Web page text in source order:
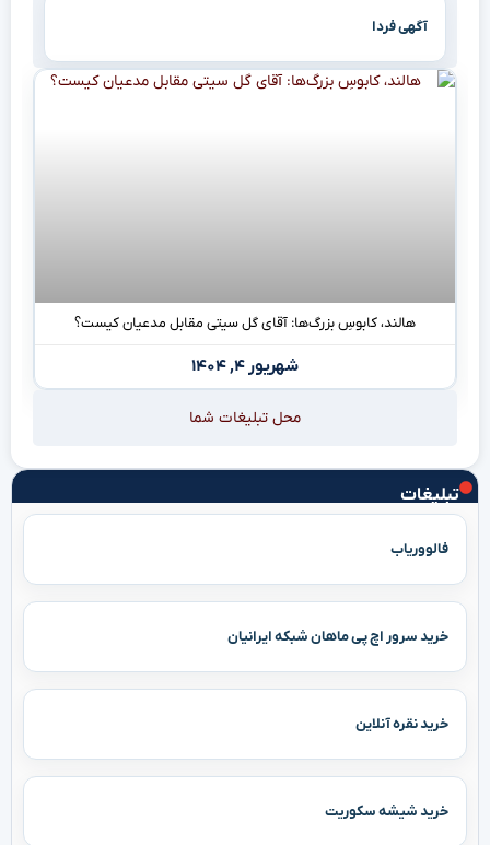
تبلیغات
فالووریاب
خرید سرور اچ پی ماهان شبکه ایرانیان
خرید نقره آنلاین
خرید شیشه سکوریت
آگهی فردا
هالند، کابوسِ بزرگ‌ها: آقای گل سیتی مقابل مدعیان کیست؟
شهریور ۴, ۱۴۰۴
محل تبلیغات شما